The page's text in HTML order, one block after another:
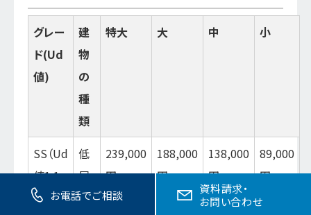
グレー
ド(Ud
値)
建
物
の
種
類
特大 大 中 小
SS（Ud
値1.1
以下）
低
層
（3
239,000
円
188,000
円
138,000
円
89,000
円
お電話でご相談
資料請求・
お問い合わせ